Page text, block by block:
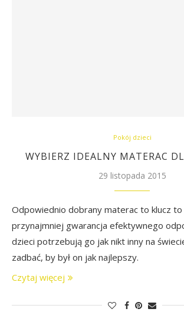
Pokój dzieci
WYBIERZ IDEALNY MATERAC
29 listopada 2015
Odpowiednio dobrany materac to klucz to
przynajmniej gwarancja efektywnego
dzieci potrzebują go jak nikt inny na
zadbać, by był on jak najlepszy.
Czytaj więcej